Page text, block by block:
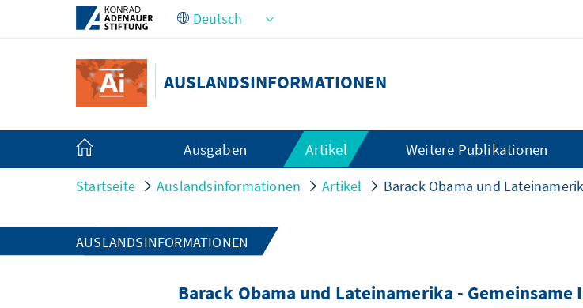
Zum Hauptinhalt springen
AUSLANDSINFORMATIONEN
Ausgaben Artikel Weitere Publikationen
Startseite Auslandsinformationen Artikel Barack Obama und
AUSLANDSINFORMATIONEN
Barack Obama und Lateinamerika -